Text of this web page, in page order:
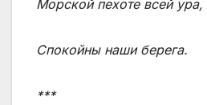
Морской пехоте всей ура,
Спокойны наши берега.
***